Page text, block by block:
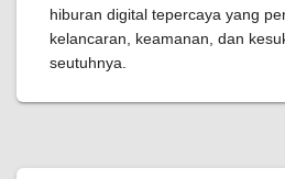
hiburan digital tepercaya yang
kelancaran, keamanan, dan
seutuhnya.